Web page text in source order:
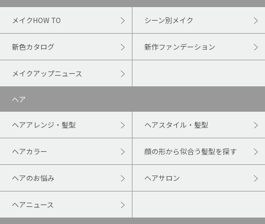
メイクHOW TO シーン別メイク
新色カタログ 新作ファンデーション
メイクアップニュース
ヘア
ヘアアレンジ・髪型 ヘアスタイル・髪型
ヘアカラー 顔の形から似合う髪型を探す
ヘアのお悩み ヘアサロン
ヘアニュース